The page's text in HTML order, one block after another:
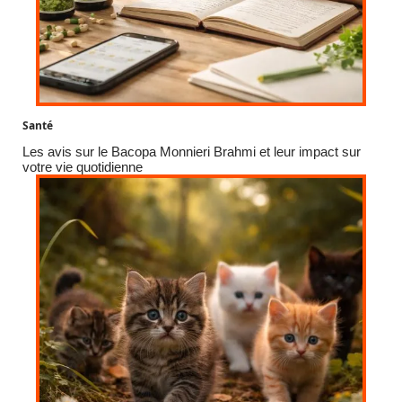
Santé
Les avis sur le Bacopa Monnieri Brahmi et leur impact sur
votre vie quotidienne